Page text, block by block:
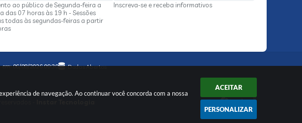
de navegação. Ao continuar você concorda com a nossa
ACEITAR
PERSONALIZAR
ao público de Segunda-feira a
das 07 horas às 19 h - Sessões
todas às segundas-feiras a partir
Inscreva-se e receba informativos
em:06/08/2026 09:30 Dados Abertos